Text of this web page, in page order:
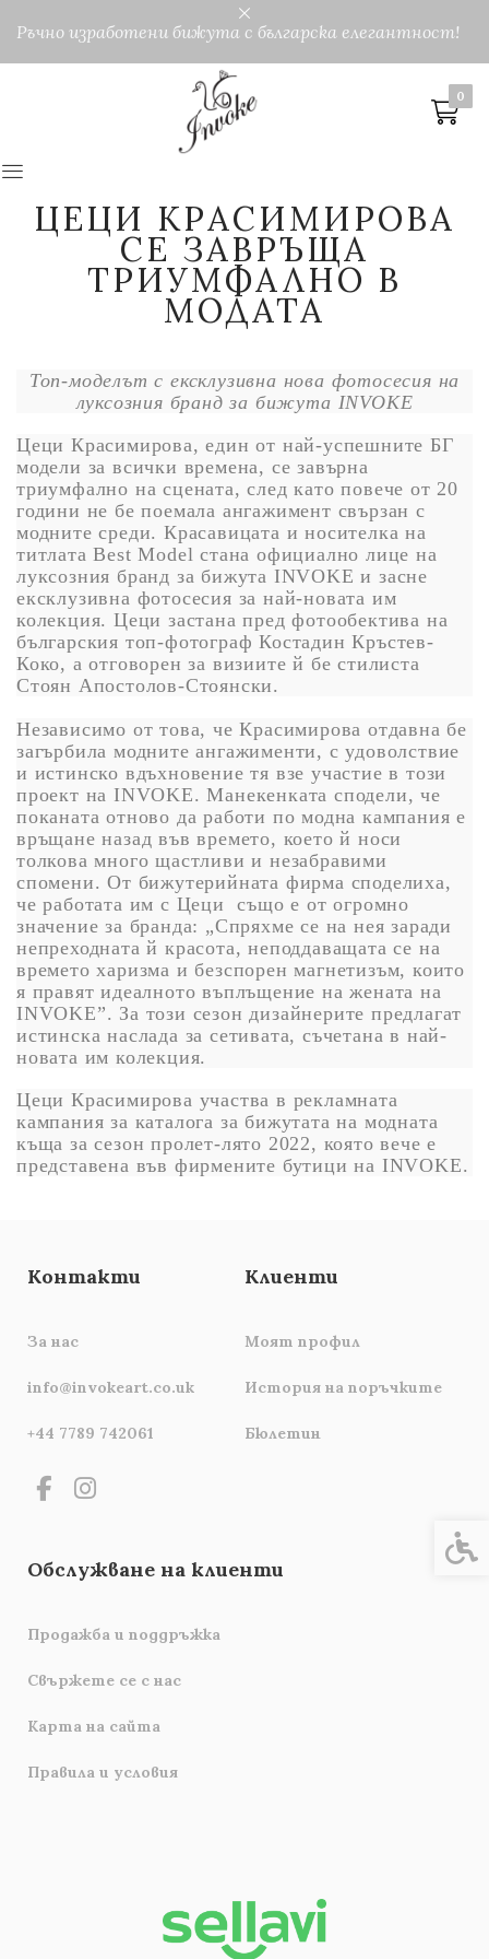
Ръчно изработени бижута с българска елегантност!
0
0
ЦЕЦИ КРАСИМИРОВА
СЕ ЗАВРЪЩА
ТРИУМФАЛНО В
МОДАТА
Топ-моделът с ексклузивна нова фотосесия на
луксозния бранд за бижута INVOKE
Цеци Красимирова, един от най-успешните БГ
модели за всички времена, се завърна
триумфално на сцената, след като повече от 20
години не бе поемала ангажимент свързан с
модните среди. Красавицата и носителка на
титлата Best Model стана официално лице на
луксозния бранд за бижута INVOKE и засне
ексклузивна фотосесия за най-новата им
колекция. Цеци застана пред фотообектива на
българския топ-фотограф Костадин Кръстев-
Коко, а отговорен за визиите й бе стилиста
Стоян Апостолов-Стоянски.
Независимо от това, че Красимирова отдавна бе
загърбила модните ангажименти, с удоволствие
и истинско вдъхновение тя взе участие в този
проект на INVOKE. Манекенката сподели, че
поканата отново да работи по модна кампания е
връщане назад във времето, което й носи
толкова много щастливи и незабравими
спомени. От бижутерийната фирма споделиха,
че работата им с Цеци също е от огромно
значение за бранда: „Спряхме се на нея заради
непреходната й красота, неподдаващата се на
времето харизма и безспорен магнетизъм, които
я правят идеалното въплъщение на жената на
INVOKE”. За този сезон дизайнерите предлагат
истинска наслада за сетивата, съчетана в най-
новата им колекция.
Цеци Красимирова участва в рекламната
кампания за каталога за бижутата на модната
къща за сезон пролет-лято 2022, която вече е
представена във фирмените бутици на INVOKE.
Контакти
За нас
info@invokeart.co.uk
+44 7789 742061
Обслужване на клиенти
Продажба и поддръжка
Свържете се с нас
Карта на сайта
Правила и условия
Клиенти
Моят профил
История на поръчките
Бюлетин